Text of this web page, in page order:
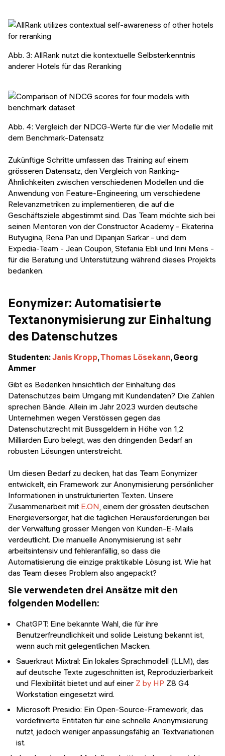
Abb. 3: AllRank nutzt die kontextuelle Selbsterkenntnis
anderer Hotels für das Reranking
Abb. 4: Vergleich der NDCG-Werte für die vier Modelle mit
dem Benchmark-Datensatz
Zukünftige Schritte umfassen das Training auf einem
grösseren Datensatz, den Vergleich von Ranking-
Ähnlichkeiten zwischen verschiedenen Modellen und die
Anwendung von Feature-Engineering, um verschiedene
Relevanzmetriken zu implementieren, die auf die
Geschäftsziele abgestimmt sind. Das Team möchte sich bei
seinen Mentoren von der Constructor Academy - Ekaterina
Butyugina, Rena Pan und Dipanjan Sarkar - und dem
Expedia-Team - Jean Coupon, Stefania Ebli und Irini Mens -
für die Beratung und Unterstützung während dieses Projekts
bedanken.
Eonymizer: Automatisierte
Textanonymisierung zur Einhaltung
des Datenschutzes
Studenten:Janis Kropp,Thomas Lösekann, Georg
Ammer
Gibt es Bedenken hinsichtlich der Einhaltung des
Datenschutzes beim Umgang mit Kundendaten? Die Zahlen
sprechen Bände. Allein im Jahr 2023 wurden deutsche
Unternehmen wegen Verstössen gegen das
Datenschutzrecht mit Bussgeldern in Höhe von 1,2
Milliarden Euro belegt, was den dringenden Bedarf an
robusten Lösungen unterstreicht.
Um diesen Bedarf zu decken, hat das Team Eonymizer
entwickelt, ein Framework zur Anonymisierung persönlicher
Informationen in unstrukturierten Texten. Unsere
Zusammenarbeit mit E.ON , einem der grössten deutschen
Energieversorger, hat die täglichen Herausforderungen bei
der Verwaltung grosser Mengen von Kunden-E-Mails
verdeutlicht. Die manuelle Anonymisierung ist sehr
arbeitsintensiv und fehleranfällig, so dass die
Automatisierung die einzige praktikable Lösung ist. Wie hat
das Team dieses Problem also angepackt?
Sie verwendeten drei Ansätze mit den
folgenden Modellen:
ChatGPT: Eine bekannte Wahl, die für ihre
Benutzerfreundlichkeit und solide Leistung bekannt ist,
wenn auch mit gelegentlichen Macken.
Sauerkraut Mixtral: Ein lokales Sprachmodell (LLM), das
auf deutsche Texte zugeschnitten ist, Reproduzierbarkeit
und Flexibilität bietet und auf einer Z by HP Z8 G4
Workstation eingesetzt wird.
Microsoft Presidio: Ein Open-Source-Framework, das
vordefinierte Entitäten für eine schnelle Anonymisierung
nutzt, jedoch weniger anpassungsfähig an Textvariationen
ist.